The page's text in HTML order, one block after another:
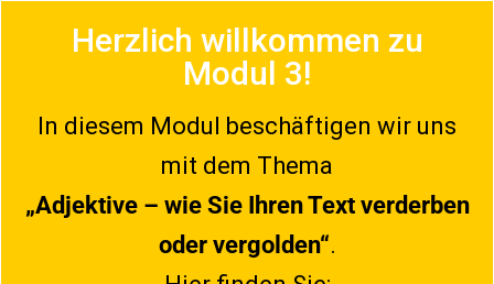
Herzlich willkommen zu
Modul 3!
In diesem Modul beschäftigen wir uns
mit dem Thema
„Adjektive – wie Sie Ihren Text verderben
oder vergolden“.